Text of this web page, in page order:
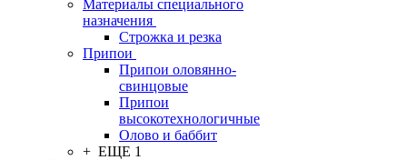
Материалы специального
назначения
Строжка и резка
Припои
Припои оловянно-
свинцовые
Припои
высокотехнологичные
Олово и баббит
+ ЕЩЕ 1